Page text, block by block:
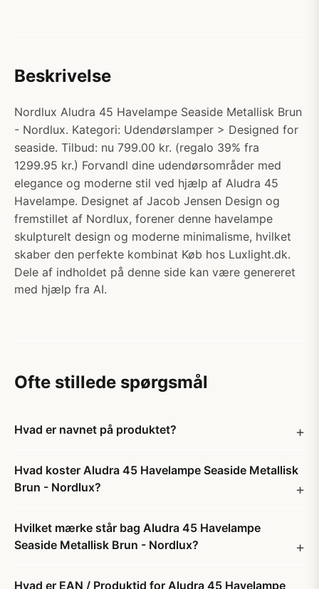
Beskrivelse
Nordlux Aludra 45 Havelampe Seaside Metallisk Brun
- Nordlux. Kategori: Udendørslamper > Designed for
seaside. Tilbud: nu 799.00 kr. (regalo 39% fra
1299.95 kr.) Forvandl dine udendørsområder med
elegance og moderne stil ved hjælp af Aludra 45
Havelampe. Designet af Jacob Jensen Design og
fremstillet af Nordlux, forener denne havelampe
skulpturelt design og moderne minimalisme, hvilket
skaber den perfekte kombinat Køb hos Luxlight.dk.
Dele af indholdet på denne side kan være genereret
med hjælp fra AI.
Ofte stillede spørgsmål
Hvad er navnet på produktet?
Hvad koster Aludra 45 Havelampe Seaside Metallisk
Brun - Nordlux?
Hvilket mærke står bag Aludra 45 Havelampe
Seaside Metallisk Brun - Nordlux?
Hvad er EAN / Produktid for Aludra 45 Havelampe